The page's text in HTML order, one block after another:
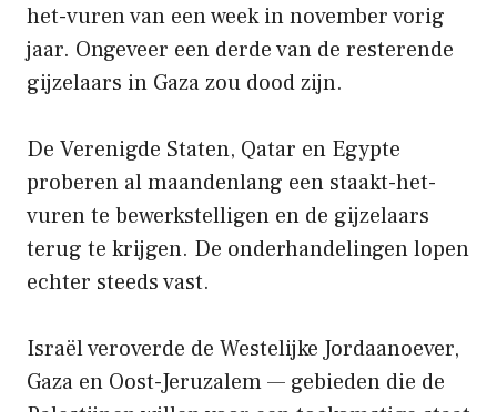
het-vuren van een week in november vorig
jaar. Ongeveer een derde van de resterende
gijzelaars in Gaza zou dood zijn.
De Verenigde Staten, Qatar en Egypte
proberen al maandenlang een staakt-het-
vuren te bewerkstelligen en de gijzelaars
terug te krijgen. De onderhandelingen lopen
echter steeds vast.
Israël veroverde de Westelijke Jordaanoever,
Gaza en Oost-Jeruzalem — gebieden die de